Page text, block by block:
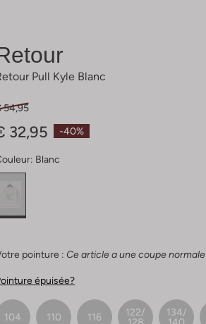
Pull Kyle Blanc
-40%
54,95
32,95
Blanc
pointure : Ce article a une coupe normale
épuisée?
104 110 116
122/
134/